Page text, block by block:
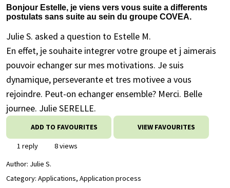
Bonjour Estelle, je viens vers vous suite a differents
postulats sans suite au sein du groupe COVEA.
Julie S. asked a question to Estelle M.
En effet, je souhaite integrer votre groupe et j aimerais
pouvoir echanger sur mes motivations. Je suis
dynamique, perseverante et tres motivee a vous
rejoindre. Peut-on echanger ensemble? Merci. Belle
journee. Julie SERELLE.
ADD TO FAVOURITES VIEW FAVOURITES
1 reply
8 views
Author: Julie S.
Category: Applications, Application process